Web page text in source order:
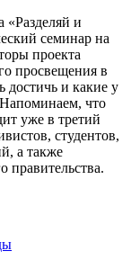
«Разделяй и
семинар на
проекта
просвещения в
достичь и какие у
Напоминаем, что
уже в третий
студентов,
а также
правительства.